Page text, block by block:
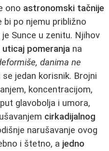
ono astronomski tačnije
bi po njemu približno
Sunce u zenitu. Njihov
pomeranja na
danima ne
se jedan korisnik. Brojni
koncentracijom,
glavobolja i umora,
cirkadijalnog
narušavanje ovog
i štetno, a jedno